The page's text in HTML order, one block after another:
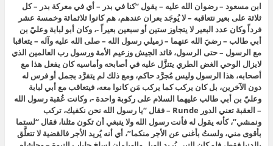
ابن مسعود – رضوان الله عليه – يقول “كنا في بدر – أي في معركة بدر – كل
ثلاثة على بعير نتعاقبه – لا يُوجَد بعران عندهم، هم كانوا ثلاثمائة وخمسة عشر
فرداً وكان عدد البعير لا يتجاوز ستين أو سبعين بعيراً -، وكان أبو لبابة وعليّ بن
أبي طالب – رضيَ الله عنهما – زميلي رسول الله – صلى الله عليه وآله – يتعاقبا
مع الرسول – حتى الرسول، قائد الجيش وزعيم الأمة ورسول رب العالمين الذي
لايزال الوحي الغض الطري يتنزَّل عليه في أصابحه وأماسيه كان يفعل هذا مع
أصحابه، هذا الرسول وليس مُجرَّد حاكم، ومع ذلك لم يتفرَّد بجمل أو فرس له
دون الآخرين، بل كان يركب كما يركب مَن كانوا معه، فيتعاقب مع أبي لبابة
وعليّ بن أبي طالب عليهما السلام على ركوبة واحدة -، وكانت عُقبة رسول الله
– العقبة تعني الدور Runde – فقال “يا رسول الله نحن نكفيك، تركب
ونمشي”، كأنه يقول له فأنت رسول الله ولا ينبغي أن تكون مثلنا، فقال “لستما
بأقوى مني، ولستُ بأغنى عن الأجر منكما”، أي أنه يُريد الأجر فالقضية لا تتعلَّق